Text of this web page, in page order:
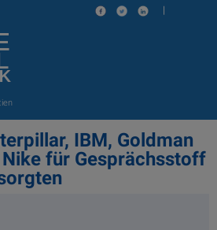
|
IBM, Goldman
für Gesprächsstoff